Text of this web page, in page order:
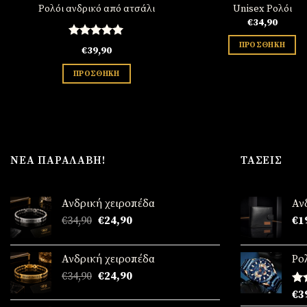
Ρολόι ανδρικό από ατσάλι
Βαθμολογήθηκε
με5.00
από 5
€39,90
ΠΡΟΣΘΉΚΗ
Unisex Ρολόι
€34,90
ΠΡΟΣΘΉΚΗ
ΝΈΑ ΠΑΡΑΛΑΒΉ!
Ανδρική χειροπέδα
€34,90 Original
was:
€34,90.
€24,90Η
τιμή
είναι:
€24,90.
Ανδρική χειροπέδα
€34,90 Original
€24,90Η
ΤΆΣΕΙΣ
€
€